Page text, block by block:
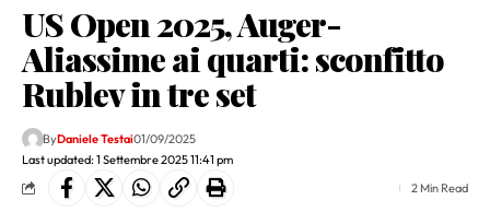
US Open 2025, Auger-
Aliassime ai quarti: sconfitto
Rublev in tre set
Last updated: 1 Settembre 2025 11:41 pm
ByDaniele Testai01/09/2025
2 Min Read